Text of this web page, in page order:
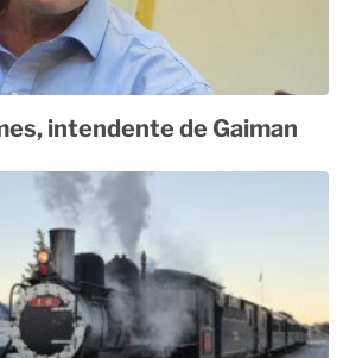
intendente de Gaiman